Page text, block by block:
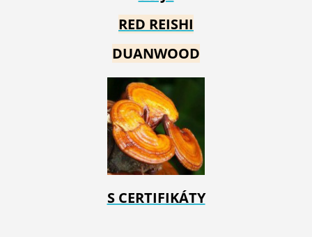
RED REISHI
DUANWOOD
S CERTIFIKÁTY